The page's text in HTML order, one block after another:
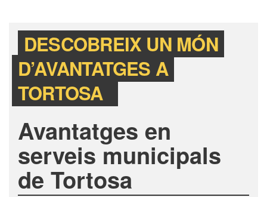
DESCOBREIX UN MÓN
D’AVANTATGES A
TORTOSA
Avantatges en
serveis municipals
de Tortosa